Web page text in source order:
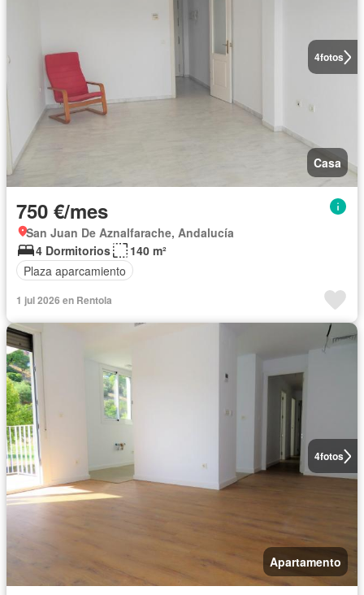
4fotos
Casa
750 €/mes
San Juan De Aznalfarache, Andalucía
4 Dormitorios
140 m²
Plaza aparcamiento
1 jul 2026 en Rentola
4fotos
Apartamento